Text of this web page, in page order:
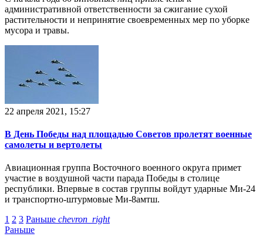
административной ответственности за сжигание сухой
растительности и непринятие своевременных мер по уборке
мусора и травы.
22 апреля 2021, 15:27
В День Победы над площадью Советов пролетят военные
самолеты и вертолеты
Авиационная группа Восточного военного округа примет
участие в воздушной части парада Победы в столице
республики. Впервые в состав группы войдут ударные Ми-24
и транспортно-штурмовые Ми-8амтш.
1 2 3 Раньше chevron_right
Раньше